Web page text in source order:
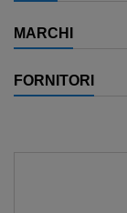
MARCHI
FORNITORI